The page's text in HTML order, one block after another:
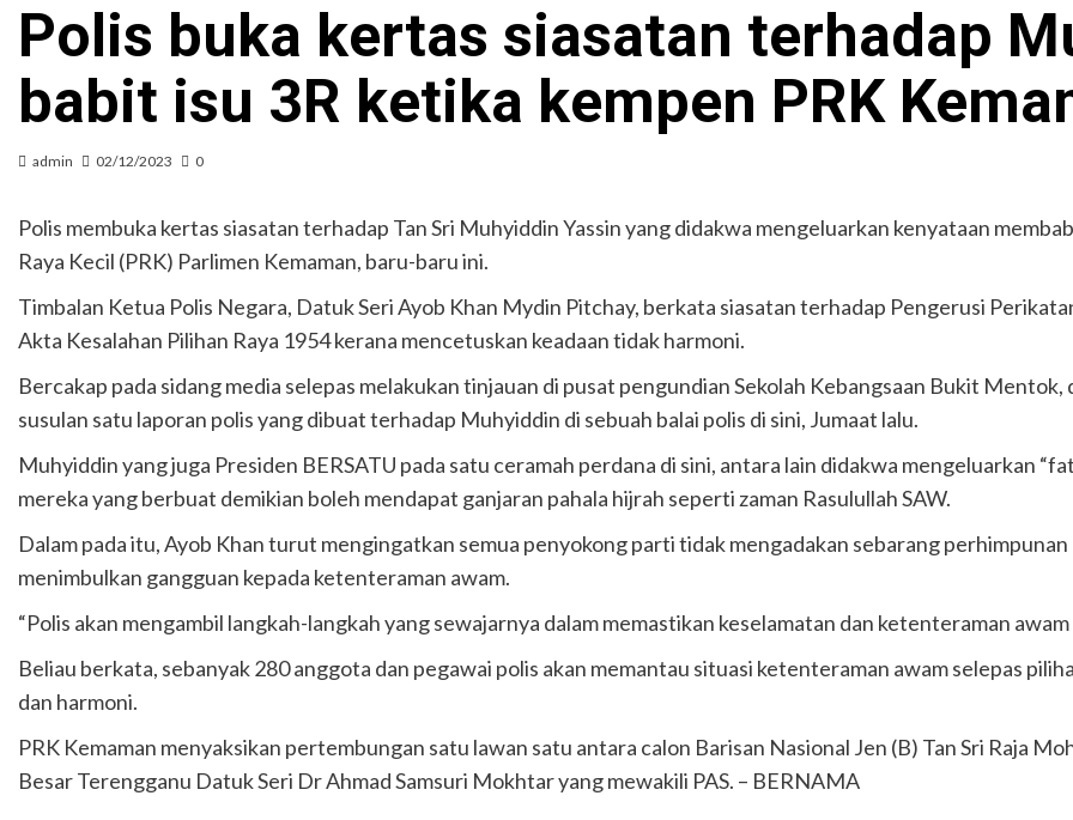
144 projek bernilai RM14 bilion berjaya dilaksana kerajaan MADANI di Sabah setakat ini – Anwar
CRM perlu teroka kerjasama lebih luas hasilkan penemuan baharu, kurangkan kos perubatan – PM
Akta Kawalan Harga dan Antipencatutan terpakai untuk semua, tidak ikut darjat – Armizan
Zahid saran KKDW rangka pelan pembangunan belia desa
PTPTN umum dividen Simpan SSPN 4.05 peratus, tertinggi dalam 10 tahun – Zambry
Polis buka kertas siasatan terhadap
babit isu 3R ketika kempen PRK
admin 02/12/2023 0
Polis membuka kertas siasatan terhadap Tan Sri Muhyiddin Yassin yang didakwa mengeluarkan kenyataan
Raya Kecil (PRK) Parlimen Kemaman, baru-baru ini.
Timbalan Ketua Polis Negara, Datuk Seri Ayob Khan Mydin Pitchay, berkata siasatan terhadap Pengerusi
Akta Kesalahan Pilihan Raya 1954 kerana mencetuskan keadaan tidak harmoni.
Bercakap pada sidang media selepas melakukan tinjauan di pusat pengundian Sekolah Kebangsaan Bukit
susulan satu laporan polis yang dibuat terhadap Muhyiddin di sebuah balai polis di sini, Jumaat lalu.
Muhyiddin yang juga Presiden BERSATU pada satu ceramah perdana di sini, antara lain didakwa mengeluarkan
mereka yang berbuat demikian boleh mendapat ganjaran pahala hijrah seperti zaman Rasulullah SAW.
Dalam pada itu, Ayob Khan turut mengingatkan semua penyokong parti tidak mengadakan sebarang
menimbulkan gangguan kepada ketenteraman awam.
“Polis akan mengambil langkah-langkah yang sewajarnya dalam memastikan keselamatan dan ketenteraman
Beliau berkata, sebanyak 280 anggota dan pegawai polis akan memantau situasi ketenteraman awam selepas
dan harmoni.
PRK Kemaman menyaksikan pertembungan satu lawan satu antara calon Barisan Nasional Jen (B) Tan Sri Raja
Besar Terengganu Datuk Seri Dr Ahmad Samsuri Mokhtar yang mewakili PAS. – BERNAMA